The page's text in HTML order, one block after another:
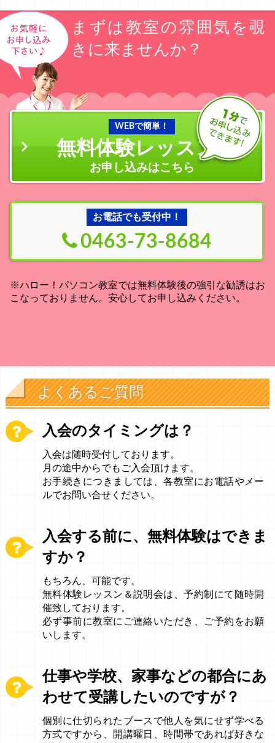
まずは教室の雰囲気を覗
きに来ませんか？
WEBで簡単！
無料体験レッスン
お申し込みはこちら
お電話でも受付中！
0463-73-8684
※ハロー！パソコン教室では無料体験後の強引な勧誘はお
こなっておりません。安心してお申し込みください。
よくあるご質問
入会のタイミングは？
入会は随時受付しております。
月の途中からでもご入会頂けます。
お手続きにつきましては、各教室にお電話やメー
ルでお問い合せください。
入会する前に、無料体験はできま
すか？
もちろん、可能です。
無料体験レッスン＆説明会は、予約制にて随時開
催致しております。
必ず事前に教室にご連絡いただき、ご予約をお願
いします。
仕事や学校、家事などの都合にあ
わせて受講したいのですが？
個別に仕切られたブースで他人を気にせず学べる
方式ですから、開講曜日、時間帯であれば好きな